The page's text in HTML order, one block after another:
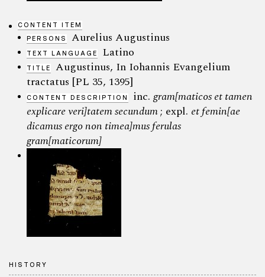
CONTENT ITEM
PERSONS
Aurelius Augustinus
TEXT LANGUAGE Latino
TITLE
Augustinus, In Iohannis Evangelium
tractatus [PL 35, 1395]
CONTENT DESCRIPTION inc. gram[maticos et tamen
explicare veri]tatem secundum; expl. et femin[ae
dicamus ergo non timea]mus ferulas
gram[maticorum]
HISTORY